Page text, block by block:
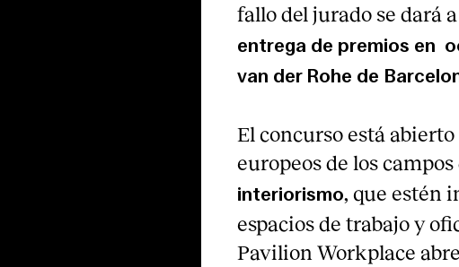
fallo del jurado se dará
entrega de premios en
van der Rohe de
El concurso está
europeos de los campos
interiorismo, que estén
espacios de trabajo y
Pavilion Workplace